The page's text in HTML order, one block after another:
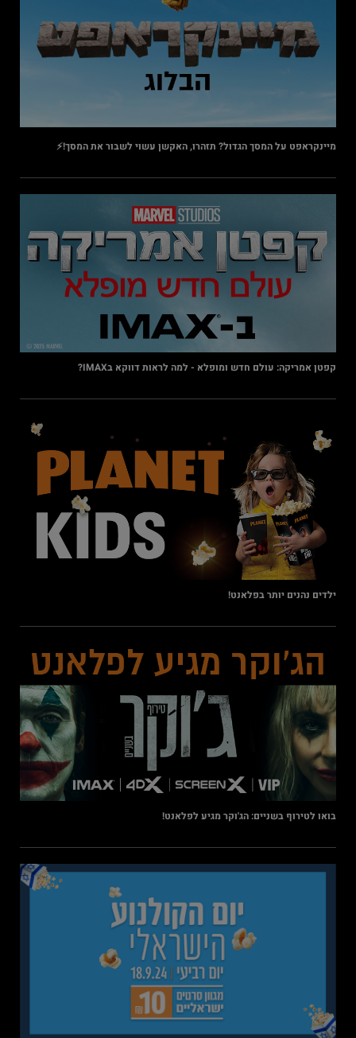
מיינקראפט על המסך הגדול? תזהרו, האקשן עשוי לשבור את המסך!⚡
קפטן אמריקה: עולם חדש ומופלא - למה לראות דווקא בIMAX?
ילדים נהנים יותר בפלאנט!
בואו לטירוף בשניים: הג'וקר מגיע לפלאנט!